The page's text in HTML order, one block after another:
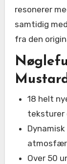
resonerer
samtidig
fra den
18 helt
teksturer
Over 50